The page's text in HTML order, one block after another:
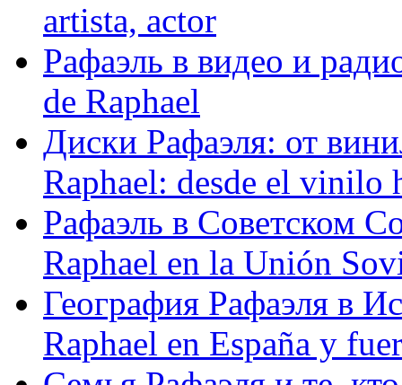
artista, actor
Рафаэль в видео и
de Raphael
Диски Рафаэля: от
Raphael: desde el vinilo
Рафаэль в Советском
Raphael en la Unión
География Рафаэля в
Raphael en España y